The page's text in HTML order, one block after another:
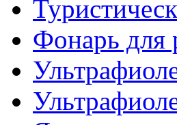
Фонарь для